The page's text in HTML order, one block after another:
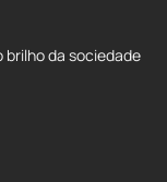
brilho da sociedade